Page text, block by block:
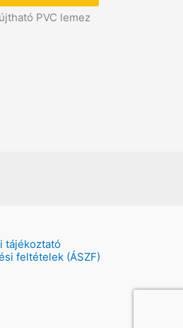
PVC lemez
tájékoztató
feltételek (ÁSZF)